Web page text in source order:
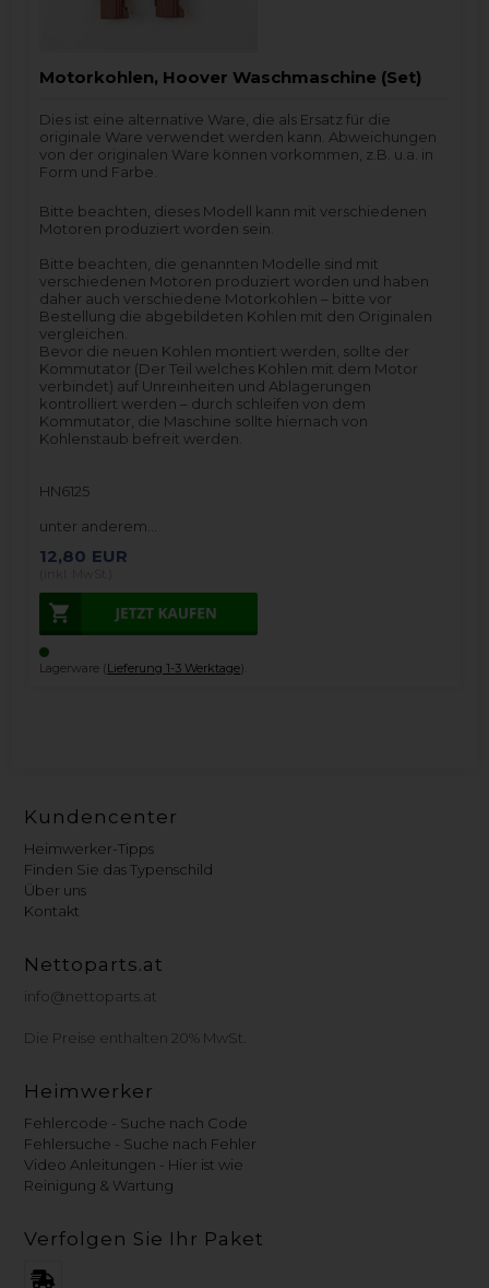
Motorkohlen, Hoover Waschmaschine (Set)
Dies ist eine alternative Ware, die als Ersatz für die
originale Ware verwendet werden kann. Abweichungen
von der originalen Ware können vorkommen, z.B. u.a. in
Form und Farbe.
Bitte beachten, dieses Modell kann mit verschiedenen
Motoren produziert worden sein.
Bitte beachten, die genannten Modelle sind mit
verschiedenen Motoren produziert worden und haben
daher auch verschiedene Motorkohlen – bitte vor
Bestellung die abgebildeten Kohlen mit den Originalen
vergleichen.
Bevor die neuen Kohlen montiert werden, sollte der
Kommutator (Der Teil welches Kohlen mit dem Motor
verbindet) auf Unreinheiten und Ablagerungen
kontrolliert werden – durch schleifen von dem
Kommutator, die Maschine sollte hiernach von
Kohlenstaub befreit werden.
HN6125
unter anderem…
12,80 EUR
Lagerware (Lieferung 1-3 Werktage).
Kundencenter
Heimwerker-Tipps
Finden Sie das Typenschild
Über uns
Kontakt
Nettoparts.at
info@nettoparts.at
Die Preise enthalten 20% MwSt.
Heimwerker
Fehlercode - Suche nach Code
Fehlersuche - Suche nach Fehler
Video Anleitungen - Hier ist wie
Reinigung & Wartung
Verfolgen Sie Ihr Paket